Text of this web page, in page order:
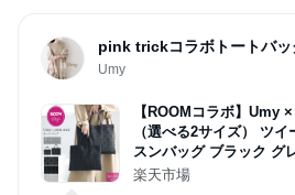
pink trickコラボトートバッ
Umy
【ROOMコラボ】Umy
（選べる2サイズ） ツ
スンバッグ ブラック グ
人 学校 授業参観 説明会
楽天市場